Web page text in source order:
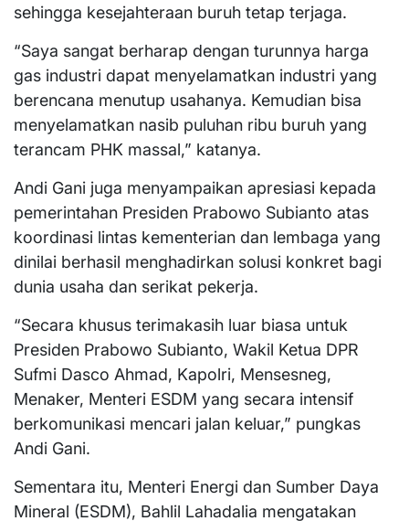
sehingga kesejahteraan buruh tetap terjaga.
“Saya sangat berharap dengan turunnya harga
gas industri dapat menyelamatkan industri yang
berencana menutup usahanya. Kemudian bisa
menyelamatkan nasib puluhan ribu buruh yang
terancam PHK massal,” katanya.
Andi Gani juga menyampaikan apresiasi kepada
pemerintahan Presiden Prabowo Subianto atas
koordinasi lintas kementerian dan lembaga yang
dinilai berhasil menghadirkan solusi konkret bagi
dunia usaha dan serikat pekerja.
“Secara khusus terimakasih luar biasa untuk
Presiden Prabowo Subianto, Wakil Ketua DPR
Sufmi Dasco Ahmad, Kapolri, Mensesneg,
Menaker, Menteri ESDM yang secara intensif
berkomunikasi mencari jalan keluar,” pungkas
Andi Gani.
Sementara itu, Menteri Energi dan Sumber Daya
Mineral (ESDM), Bahlil Lahadalia mengatakan